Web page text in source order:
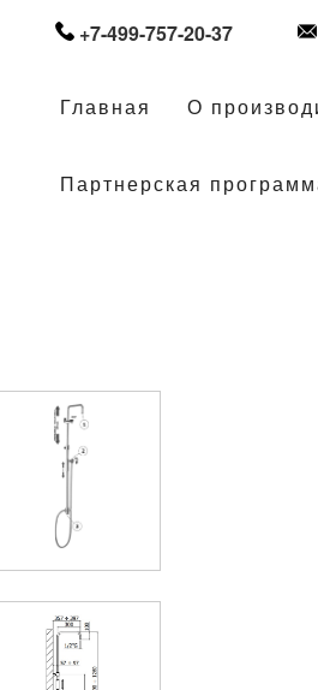
+7-499-757-20-37
Главная О
Партнерская